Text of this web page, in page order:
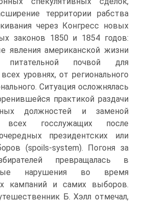
территории рабства
через Конгресс новых
законов 1850 и 1854 годов:
явления американской жизни
питательной почвой для
уровнях, от регионального
Ситуация осложнялась
практикой раздачи
должностей и заменой
всех госслужащих после
президентских или
(spoils-system). Погоня за
превращалась в
нарушения во время
кампаний и самих выборов.
Б. Хэлл отмечал,